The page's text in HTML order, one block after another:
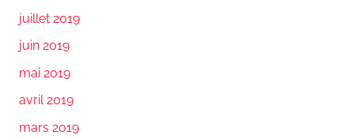
juillet 2019
juin 2019
mai 2019
avril 2019
mars 2019